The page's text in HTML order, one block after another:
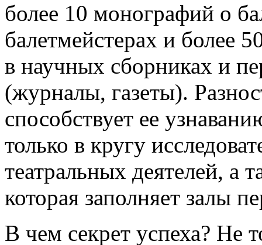
более 10 монографий о
балетмейстерах и более
в научных сборниках и
(журналы, газеты).
способствует ее
только в кругу
театральных деятелей, а
которая заполняет залы
В чем секрет успеха? Не